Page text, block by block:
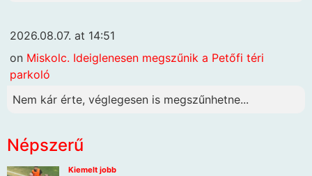
2026.08.07. at 14:51
on Miskolc. Ideiglenesen megszűnik a Petőfi téri
parkoló
Nem kár érte, véglegesen is megszűnhetne...
Népszerű